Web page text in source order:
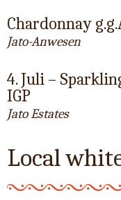
Chardonnay
Jato-Anwesen
4. Juli –
IGP
Jato Estates
Local